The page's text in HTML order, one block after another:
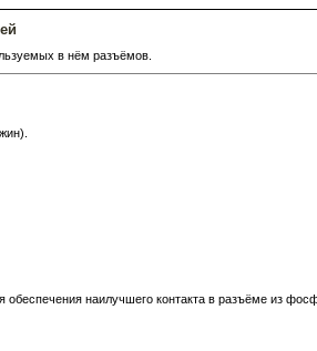
в нём разъёмов.
наилучшего контакта в разъёме из